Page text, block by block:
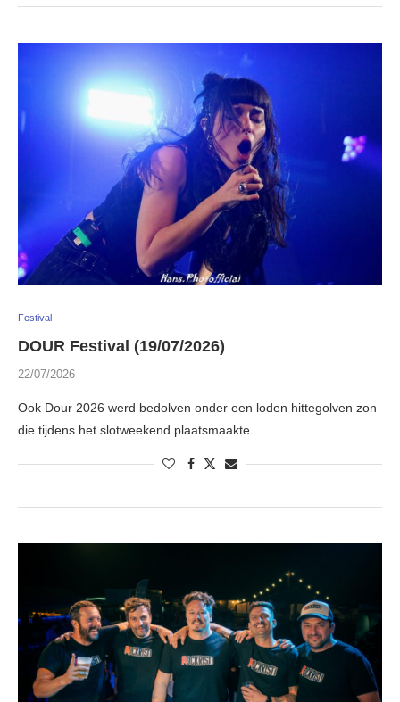
Festival
DOUR Festival (19/07/2026)
22/07/2026
Ook Dour 2026 werd bedolven onder een loden hittegolven zon
die tijdens het slotweekend plaatsmaakte …